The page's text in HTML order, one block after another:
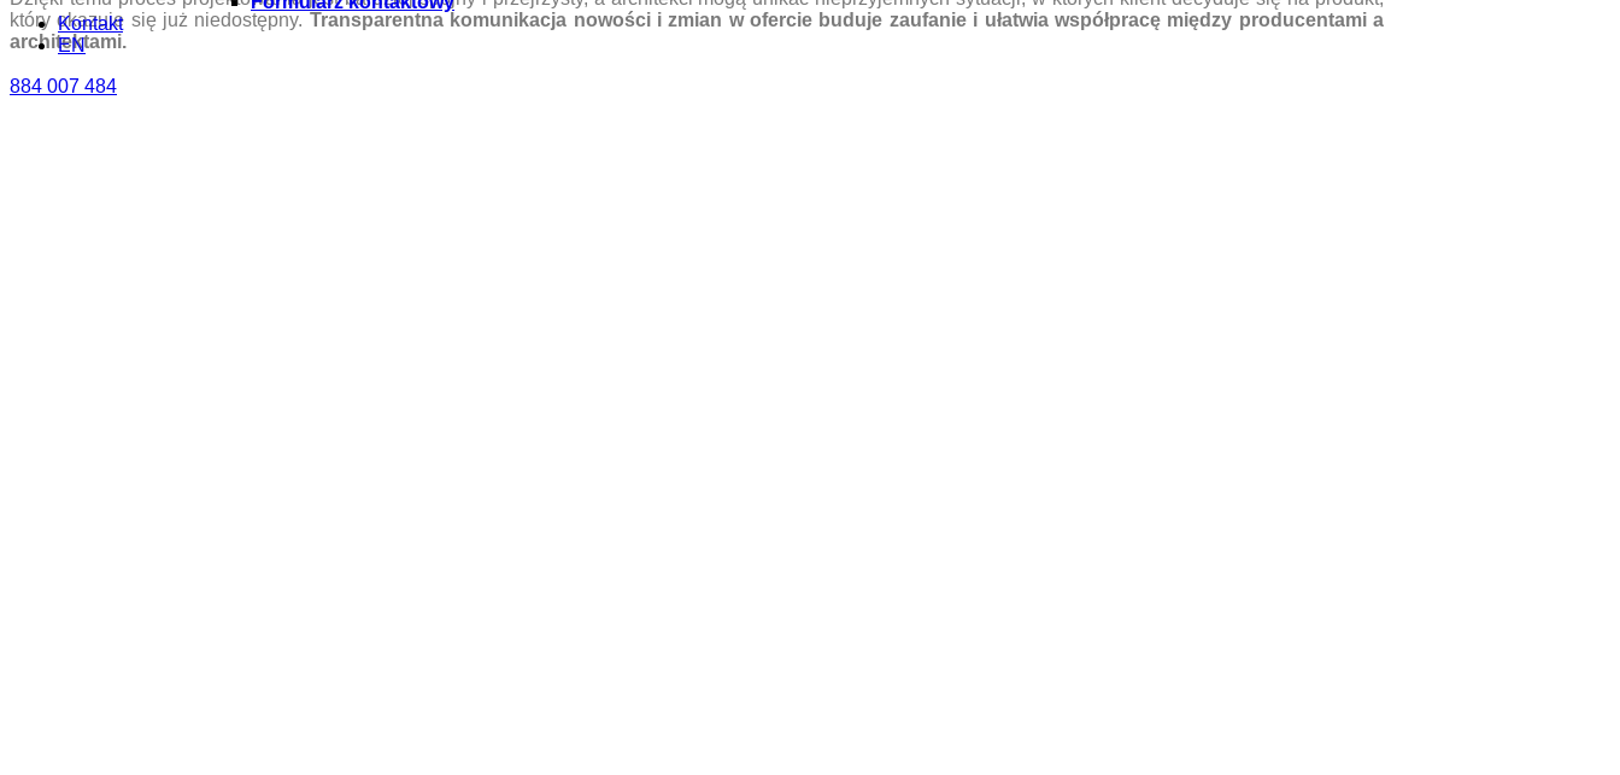
Kontakt
EN
884 007 484
który okazuje się już niedostępny. Transparentna komunikacja nowości i zmian w ofercie buduje zaufanie i ułatwia współpracę między producentami a
architektami.